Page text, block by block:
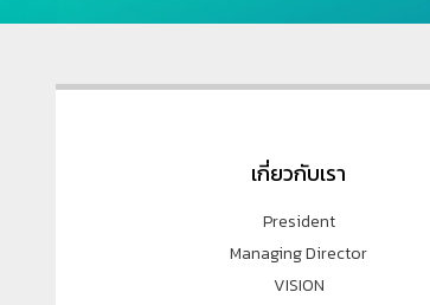
เกี่ยวกับเรา
President
Managing Director
VISION